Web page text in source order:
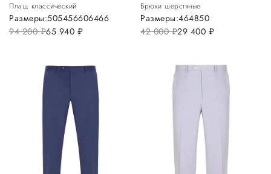
Плащ классический
94 200руб.65 940 руб.
Размеры:505456606466
Брюки шерстяные
42 000руб.29 400 руб.
Размеры:464850